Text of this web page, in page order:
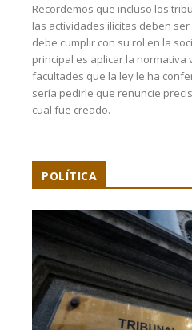
Recordemos que incluso los
las actividades ilícitas deben
debe cumplir con su rol en la
principal es aplicar la normativa
facultades que la ley le ha
sería pedirle que renuncie
cual fue creado.
POLÍTICA